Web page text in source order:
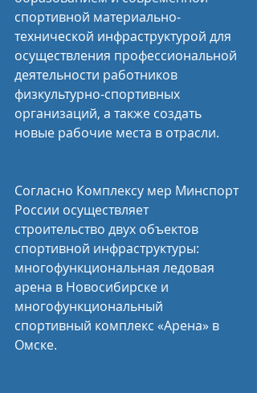
спортивной материально-
технической инфраструктурой для
осуществления профессиональной
деятельности работников
физкультурно-спортивных
организаций, а также создать
новые рабочие места в отрасли.
Согласно Комплексу мер Минспорт
России осуществляет
строительство двух объектов
спортивной инфраструктуры:
многофункциональная ледовая
арена в Новосибирске и
многофункциональный
спортивный комплекс «Арена» в
Омске.